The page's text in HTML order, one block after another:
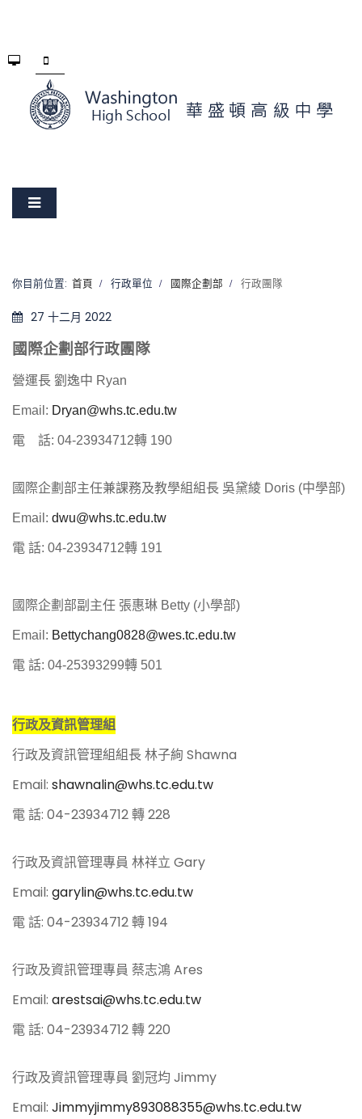
你目前位置: 首頁 行政單位 國際企劃部 行政團隊
27 十二月 2022
國際企劃部行政團隊
營運長 劉逸中 Ryan
Email: Dryan@whs.tc.edu.tw
電 話: 04-23934712轉 190
國際企劃部主任兼課務及教學組組長 吳黛綾 Doris (中學部)
Email: dwu@whs.tc.edu.tw
電 話: 04-23934712轉 191
國際企劃部副主任 張惠琳 Betty (小學部)
Email: Bettychang0828@wes.tc.edu.tw
電 話: 04-25393299轉 501
行政及資訊管理組
行政及資訊管理組組長 林子絢 Shawna
Email: shawnalin@whs.tc.edu.tw
電 話: 04-23934712 轉 228
行政及資訊管理專員 林祥立 Gary
Email: garylin@whs.tc.edu.tw
電 話: 04-23934712 轉 194
行政及資訊管理專員 蔡志鴻 Ares
Email: arestsai@whs.tc.edu.tw
電 話: 04-23934712 轉 220
行政及資訊管理專員 劉冠均 Jimmy
Email: Jimmyjimmy893088355@whs.tc.edu.tw